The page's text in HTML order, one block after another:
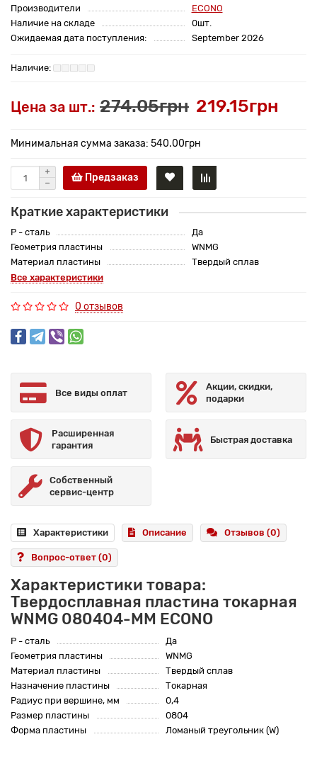
Производители
ECONO
Наличие на складе
0шт.
Ожидаемая дата поступления:
September 2026
Цена за шт.: 274.05грн 219.15грн
Минимальная сумма заказа: 540.00грн
Предзаказ
Краткие характеристики
P - сталь
Да
Геометрия пластины
WNMG
Материал пластины
Твердый сплав
Все характеристики
0 отзывов
Все виды оплат
Акции, скидки,
подарки
Расширенная
гарантия
Быстрая доставка
Собственный
сервис-центр
Характеристики Описание Отзывов (0)
Вопрос-ответ (0)
Характеристики товара:
Твердосплавная пластина токарная
WNMG 080404-MM ECONO
P - сталь
Да
Геометрия пластины
WNMG
Материал пластины
Твердый сплав
Назначение пластины
Токарная
Радиус при вершине, мм
0,4
Размер пластины
0804
Форма пластины
Ломаный треугольник (W)